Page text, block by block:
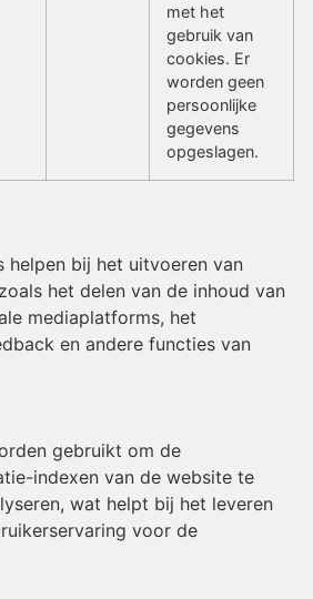
met het
gebruik van
cookies. Er
worden geen
persoonlijke
gegevens
opgeslagen.
helpen bij het uitvoeren van
het delen van de inhoud van
mediaplatforms, het
en andere functies van
gebruikt om de
indexen van de website te
wat helpt bij het leveren
voor de